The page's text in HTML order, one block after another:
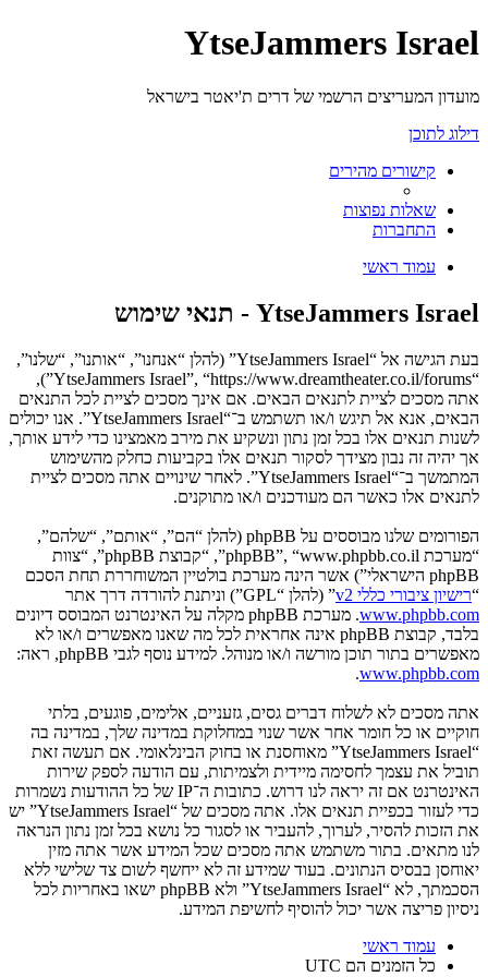
YtseJammers Israel
מועדון המעריצים הרשמי של דרים ת'יאטר בישראל
דילוג לתוכן
קישורים מהירים
שאלות נפוצות
התחברות
עמוד ראשי
YtseJammers Israel - תנאי שימוש
בעת הגישה אל “YtseJammers Israel” (להלן “אנחנו”, “אותנו”, “שלנו”,
“YtseJammers Israel”, “https://www.dreamtheater.co.il/forums”),
אתה מסכים לציית לתנאים הבאים. אם אינך מסכים לציית לכל התנאים
הבאים, אנא אל תיגש ו/או תשתמש ב־“YtseJammers Israel”. אנו יכולים
לשנות תנאים אלו בכל זמן נתון ונשקיע את מירב מאמצינו כדי לידע אותך,
אך יהיה זה נבון מצידך לסקור תנאים אלו בקביעות כחלק מהשימוש
המתמשך ב־“YtseJammers Israel”. לאחר שינויים אתה מסכים לציית
לתנאים אלו כאשר הם מעודכנים ו/או מתוקנים.
הפורומים שלנו מבוססים על phpBB (להלן “הם”, “אותם”, “שלהם”,
“מערכת phpBB”, “www.phpbb.co.il”, “קבוצת phpBB”, “צוות
phpBB הישראלי”) אשר הינה מערכת בולטיין המשוחררת תחת הסכם
“רישיון ציבורי כללי v2
” (להלן “GPL”) וניתנת להורדה דרך אתר
www.phpbb.com
. מערכת phpBB מקלה על האינטרנט המבוסס דיונים
בלבד, קבוצת phpBB אינה אחראית לכל מה שאנו מאפשרים ו/או לא
מאפשרים בתור תוכן מורשה ו/או מנוהל. למידע נוסף לגבי phpBB, ראה:
www.phpbb.com
.
אתה מסכים לא לשלוח דברים גסים, גזעניים, אלימים, פוגעים, בלתי
חוקיים או כל חומר אחר אשר שנוי במחלוקת במדינה שלך, במדינה בה
“YtseJammers Israel” מאוחסנת או בחוק הבינלאומי. אם תעשה זאת
תוביל את עצמך לחסימה מיידית ולצמיתות, עם הודעה לספק שירות
האינטרנט אם זה יראה לנו דרוש. כתובות ה־IP של כל ההודעות נשמרות
כדי לעזור בכפיית תנאים אלו. אתה מסכים של “YtseJammers Israel” יש
את הזכות להסיר, לערוך, להעביר או לסגור כל נושא בכל זמן נתון הנראה
לנו מתאים. בתור משתמש אתה מסכים שכל המידע אשר אתה מזין
יאוחסן בבסיס הנתונים. בעוד שמידע זה לא ייחשף לשום צד שלישי ללא
הסכמתך, לא “YtseJammers Israel” ולא phpBB ישאו באחריות לכל
ניסיון פריצה אשר יכול להוסיף לחשיפת המידע.
עמוד ראשי
כל הזמנים הם UTC